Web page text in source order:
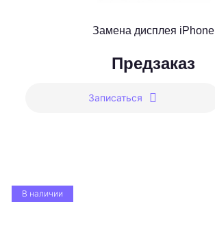
Замена дисплея iPhone
Предзаказ
Записаться
В наличии